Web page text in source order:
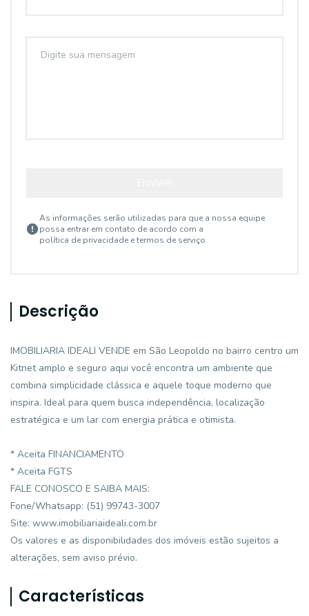
As informações serão utilizadas para que a nossa equipe
possa entrar em contato de acordo com a
política de privacidade e termos de serviço
Descrição
IMOBILIARIA IDEALI VENDE em São Leopoldo no bairro centro um
Kitnet amplo e seguro aqui você encontra um ambiente que
combina simplicidade clássica e aquele toque moderno que
inspira. Ideal para quem busca independência, localização
estratégica e um lar com energia prática e otimista.
* Aceita FINANCIAMENTO
* Aceita FGTS
FALE CONOSCO E SAIBA MAIS:
Fone/Whatsapp: (51) 99743-3007
Site: www.imobiliariaideali.com.br
Os valores e as disponibilidades dos imóveis estão sujeitos a
alterações, sem aviso prévio.
Características